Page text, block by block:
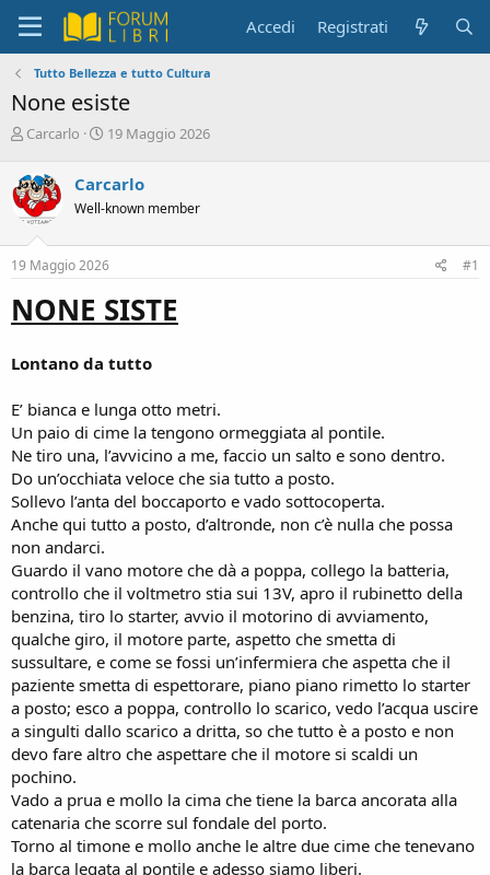
Accedi Registrati
Tutto Bellezza e tutto Cultura
None esiste
C
e
a
t
o
r
e
i
s
u
s
i
n
e
Carcarlo
D
a
d
i
n
z
i
19 Maggio 2026
Carcarlo
Well-known member
19 Maggio 2026 #1
NONE SISTE
Lontano da tutto
E’ bianca e lunga otto metri.
Un paio di cime la tengono ormeggiata al pontile.
Ne tiro una, l’avvicino a me, faccio un salto e sono dentro.
Do un’occhiata veloce che sia tutto a posto.
Sollevo l’anta del boccaporto e vado sottocoperta.
Anche qui tutto a posto, d’altronde, non c’è nulla che possa
non andarci.
Guardo il vano motore che dà a poppa, collego la batteria,
controllo che il voltmetro stia sui 13V, apro il rubinetto della
benzina, tiro lo starter, avvio il motorino di avviamento,
qualche giro, il motore parte, aspetto che smetta di
sussultare, e come se fossi un’infermiera che aspetta che il
paziente smetta di espettorare, piano piano rimetto lo starter
a posto; esco a poppa, controllo lo scarico, vedo l’acqua uscire
a singulti dallo scarico a dritta, so che tutto è a posto e non
devo fare altro che aspettare che il motore si scaldi un
pochino.
Vado a prua e mollo la cima che tiene la barca ancorata alla
catenaria che scorre sul fondale del porto.
Torno al timone e mollo anche le altre due cime che tenevano
la barca legata al pontile e adesso siamo liberi.